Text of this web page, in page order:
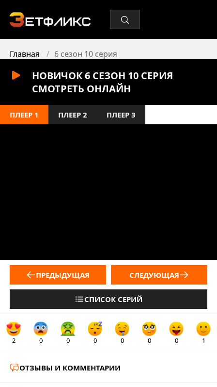
Главная 6 сезон 10 серия
НОВИЧОК 6 СЕЗОН 10 СЕРИЯ
СМОТРЕТЬ ОНЛАЙН
ПЛЕЕР 1 ПЛЕЕР 2 ПЛЕЕР 3
ПРЕДЫДУЩАЯ
СПИСОК СЕРИЙ
СЛЕДУЮЩАЯ
2 0 0 0 0 0 0 1
ОТЗЫВЫ И КОММЕНТАРИИ